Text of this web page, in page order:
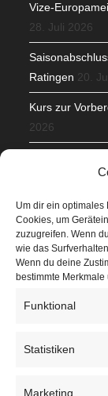
Um dir ein optimales
Cookies, um
zuzugreifen. Wenn
wie das
Wenn du deine
bestimmte
Funktional
Statistiken
Marketing
Vize-
28. Juli 2026
Ratingen 20.
Kurs zur
2026
Höffner Run
Schnuppertag
Kindersportfest